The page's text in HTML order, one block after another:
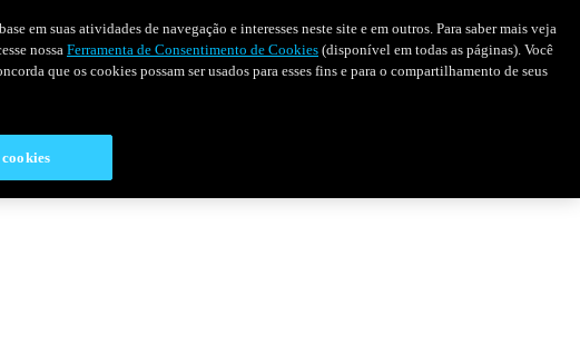
em suas atividades de navegação e interesses neste site e em outros. Para saber mais veja
nossa Ferramenta de Consentimento de Cookies (disponível em todas as páginas). Você
que os cookies possam ser usados para esses fins e para o compartilhamento de seus